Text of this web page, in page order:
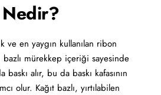
en yaygın kullanılan ribon
mürekkep içeriği sayesinde
baskı alır, bu da baskı kafasının
olur. Kağıt bazlı, yırtılabilen